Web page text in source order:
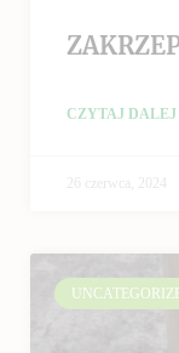
CZYTAJ DALEJ
26 czerwca, 2024